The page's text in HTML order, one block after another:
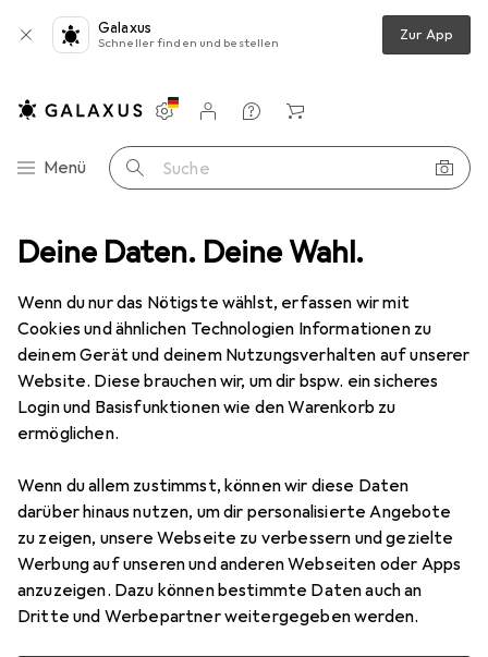
Deine Daten. Deine Wahl.
Wenn du nur das Nötigste wählst, erfassen wir mit
Cookies und ähnlichen Technologien Informationen zu
deinem Gerät und deinem Nutzungsverhalten auf unserer
Website. Diese brauchen wir, um dir bspw. ein sicheres
Login und Basisfunktionen wie den Warenkorb zu
ermöglichen.
Wenn du allem zustimmst, können wir diese Daten
darüber hinaus nutzen, um dir personalisierte Angebote
zu zeigen, unsere Webseite zu verbessern und gezielte
Werbung auf unseren und anderen Webseiten oder Apps
anzuzeigen. Dazu können bestimmte Daten auch an
Dritte und Werbepartner weitergegeben werden.
Galaxus
Schneller finden und bestellen Zur App
Navigation nach Kategorien
Menü Suche
Einstellungen
Kundenkonto
Vergleichslisten
Merklisten
Warenkorb
Netzwerkkabel M-Cab CAT6A-S/STP-PIMF-LSZH-1.50M-WH
M-CabCAT6A-S/STP-PIMF-LSZH-
1.50M-WH
S/FTP, CAT6a, 1.50 m
Marke
Mehr von M-Cab
Aktuell nicht lieferbar